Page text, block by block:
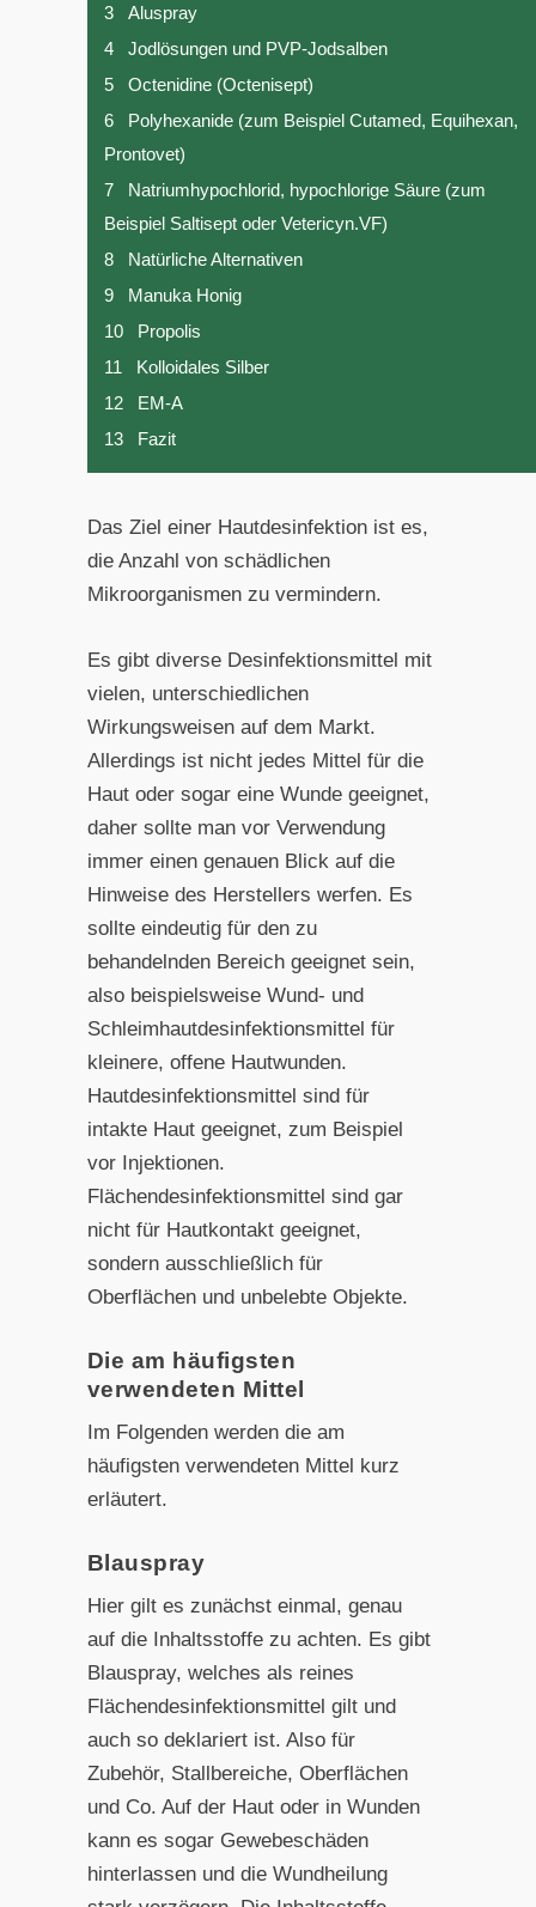
3
Aluspray
4
Jodlösungen und PVP-Jodsalben
5
Octenidine (Octenisept)
6
Polyhexanide (zum Beispiel Cutamed, Equihexan,
Prontovet)
7
Natriumhypochlorid, hypochlorige Säure (zum
Beispiel Saltisept oder Vetericyn.VF)
8
Natürliche Alternativen
9
Manuka Honig
10
Propolis
11
Kolloidales Silber
12
EM-A
13
Fazit
Das Ziel einer Hautdesinfektion ist es,
die Anzahl von schädlichen
Mikroorganismen zu vermindern.
Es gibt diverse Desinfektionsmittel mit
vielen, unterschiedlichen
Wirkungsweisen auf dem Markt.
Allerdings ist nicht jedes Mittel für die
Haut oder sogar eine Wunde geeignet,
daher sollte man vor Verwendung
immer einen genauen Blick auf die
Hinweise des Herstellers werfen. Es
sollte eindeutig für den zu
behandelnden Bereich geeignet sein,
also beispielsweise Wund- und
Schleimhautdesinfektionsmittel für
kleinere, offene Hautwunden.
Hautdesinfektionsmittel sind für
intakte Haut geeignet, zum Beispiel
vor Injektionen.
Flächendesinfektionsmittel sind gar
nicht für Hautkontakt geeignet,
sondern ausschließlich für
Oberflächen und unbelebte Objekte.
Die am häufigsten
verwendeten Mittel
Im Folgenden werden die am
häufigsten verwendeten Mittel kurz
erläutert.
Blauspray
Hier gilt es zunächst einmal, genau
auf die Inhaltsstoffe zu achten. Es gibt
Blauspray, welches als reines
Flächendesinfektionsmittel gilt und
auch so deklariert ist. Also für
Zubehör, Stallbereiche, Oberflächen
und Co. Auf der Haut oder in Wunden
kann es sogar Gewebeschäden
hinterlassen und die Wundheilung